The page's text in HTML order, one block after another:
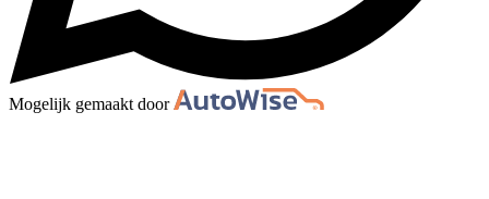
Mogelijk gemaakt door